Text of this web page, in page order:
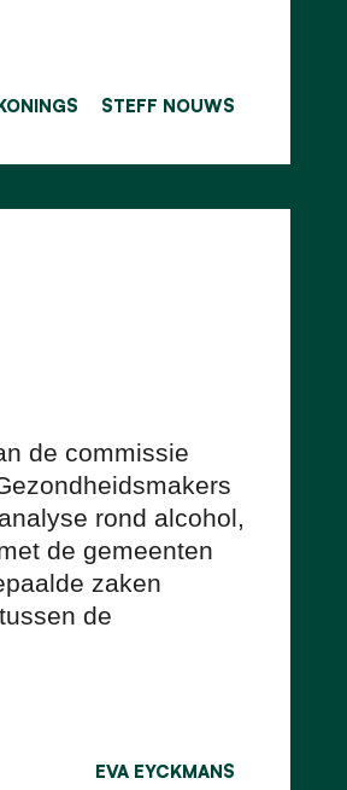
STEFF NOUWS
de commissie
rond alcohol,
de gemeenten
zaken
de
EVA EYCKMANS